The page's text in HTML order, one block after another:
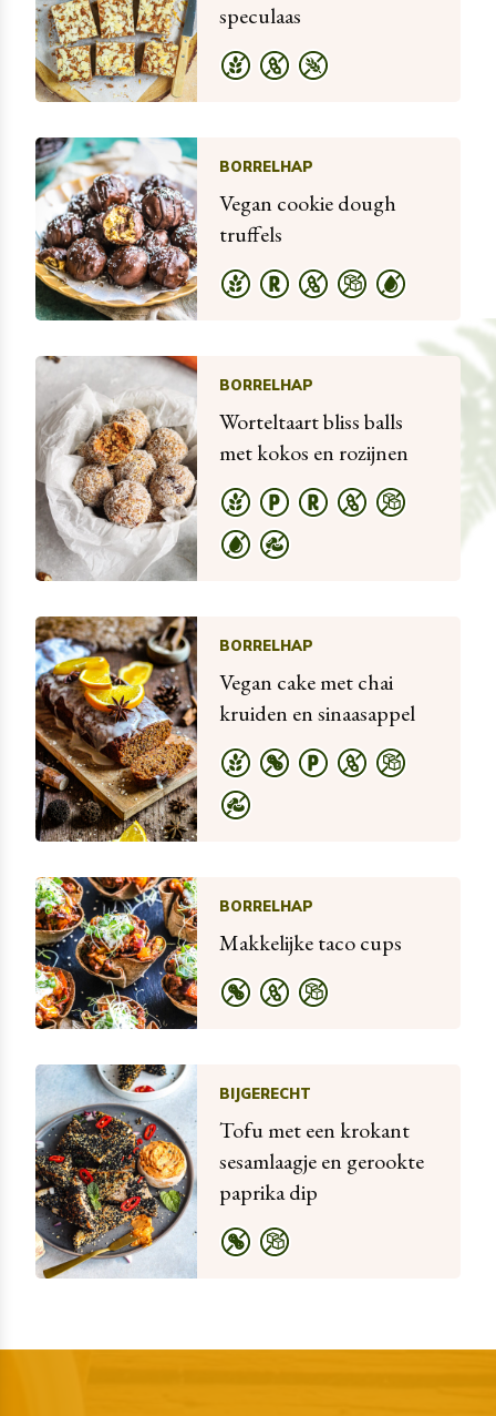
speculaas
BORRELHAP
Vegan cookie dough
truffels
BORRELHAP
Worteltaart bliss balls
met kokos en rozijnen
BORRELHAP
Vegan cake met chai
kruiden en sinaasappel
BORRELHAP
Makkelijke taco cups
BIJGERECHT
Tofu met een krokant
sesamlaagje en gerookte
paprika dip